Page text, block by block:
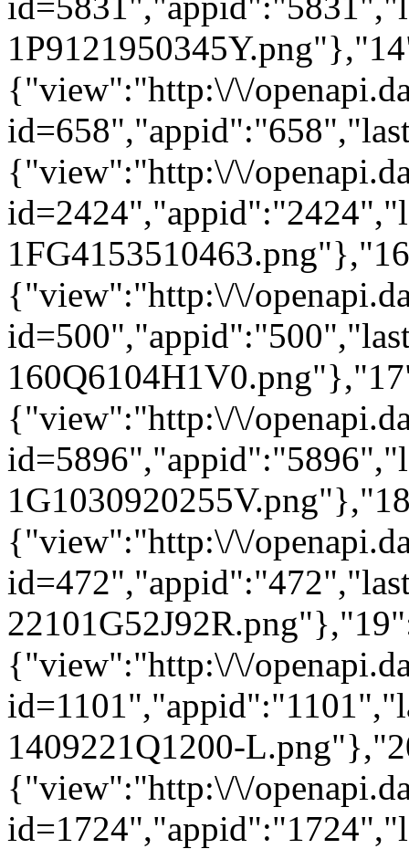
{"view":"http:\/\/
{"view":"http:\/\/
{"view":"http:\/\/
{"view":"http:\/\/
{"view":"http:\/\/
{"view":"http:\/\/
1409221Q1200-
{"view":"http:\/\/